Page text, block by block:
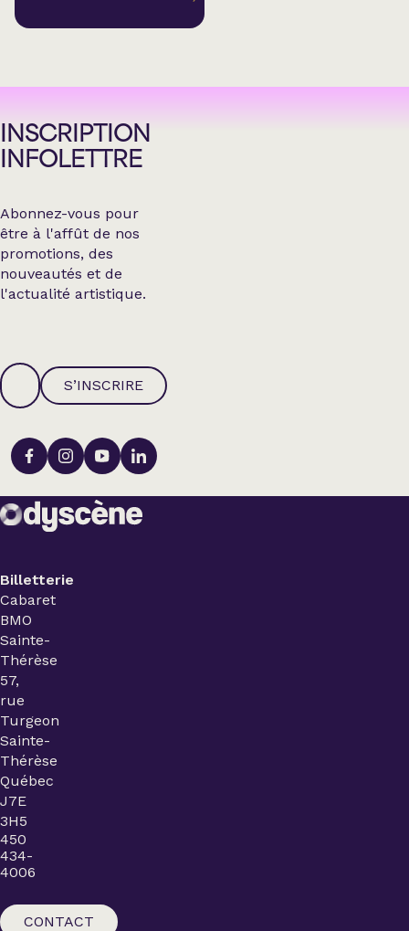
INSCRIPTION
INFOLETTRE
Abonnez-vous pour
être à l'affût de nos
promotions, des
nouveautés et de
l'actualité artistique.
S’INSCRIRE
Billetterie
Cabaret
BMO
Sainte-
Thérèse
57,
rue
Turgeon
Sainte-
Thérèse
Québec
J7E
3H5
450
434-
4006
CONTACT